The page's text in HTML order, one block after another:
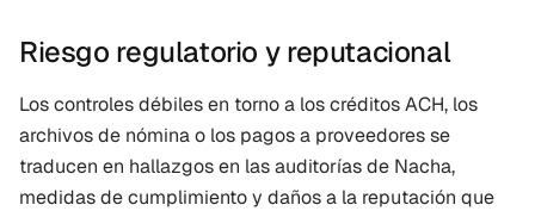
Riesgo regulatorio y reputacional
Los controles débiles en torno a los créditos ACH, los
archivos de nómina o los pagos a proveedores se
traducen en hallazgos en las auditorías de Nacha,
medidas de cumplimiento y daños a la reputación que